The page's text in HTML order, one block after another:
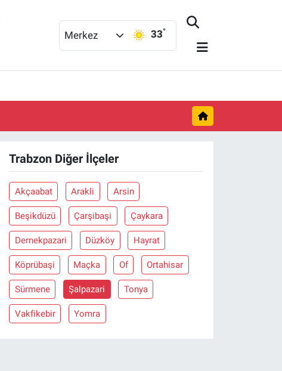
Merkez 33°
Trabzon Diğer İlçeler
Akçaabat Arakli Arsin
Beşikdüzü Çarşibaşi Çaykara
Dernekpazari Düzköy Hayrat
Köprübaşi Maçka Of Ortahisar
Sürmene Şalpazari Tonya
Vakfikebir Yomra